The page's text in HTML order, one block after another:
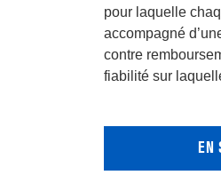
pour laquelle
accompagné
contre
fiabilité sur
EN